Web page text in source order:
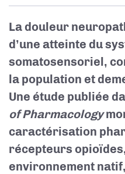
La douleur
d’une atteinte du
somatosensoriel,
la population et
Une étude publiée
of Pharmacology
caractérisation
récepteurs
environnement